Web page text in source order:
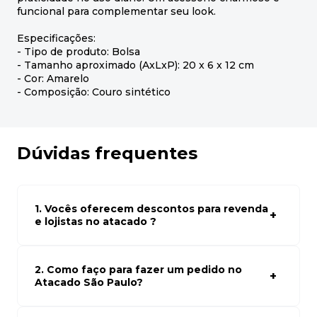
funcional para complementar seu look.
Especificações:
- Tipo de produto: Bolsa
- Tamanho aproximado (AxLxP): 20 x 6 x 12 cm
- Cor: Amarelo
- Composição: Couro sintético
Dúvidas frequentes
1. Vocês oferecem descontos para revenda
e lojistas no atacado ?
atacado empresas e compre com os melhores preços
para seu modelo de negócio
2. Como faço para fazer um pedido no
Atacado São Paulo?